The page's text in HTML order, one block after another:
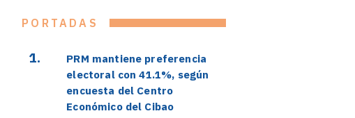
PORTADAS
PRM mantiene preferencia
electoral con 41.1%, según
encuesta del Centro
Económico del Cibao